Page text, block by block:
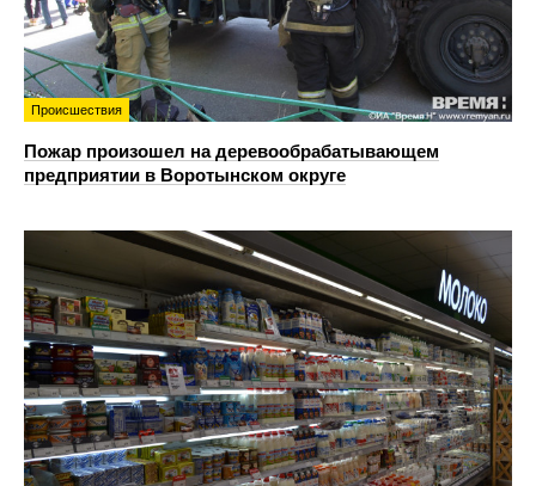
Происшествия
Пожар произошел на деревообрабатывающем
предприятии в Воротынском округе